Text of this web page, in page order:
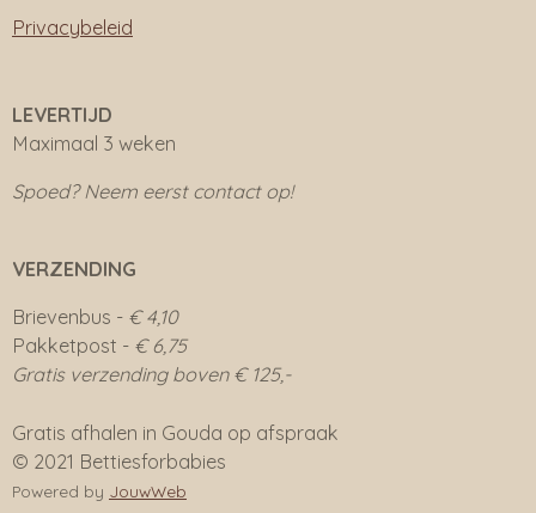
Privacybeleid
LEVERTIJD
Maximaal 3 weken
Spoed? Neem eerst contact op!
VERZENDING
Brievenbus - € 4,10
Pakketpost - € 6,75
Gratis verzending boven € 125,-
Gratis afhalen in Gouda op afspraak
© 2021 Bettiesforbabies
Powered by JouwWeb